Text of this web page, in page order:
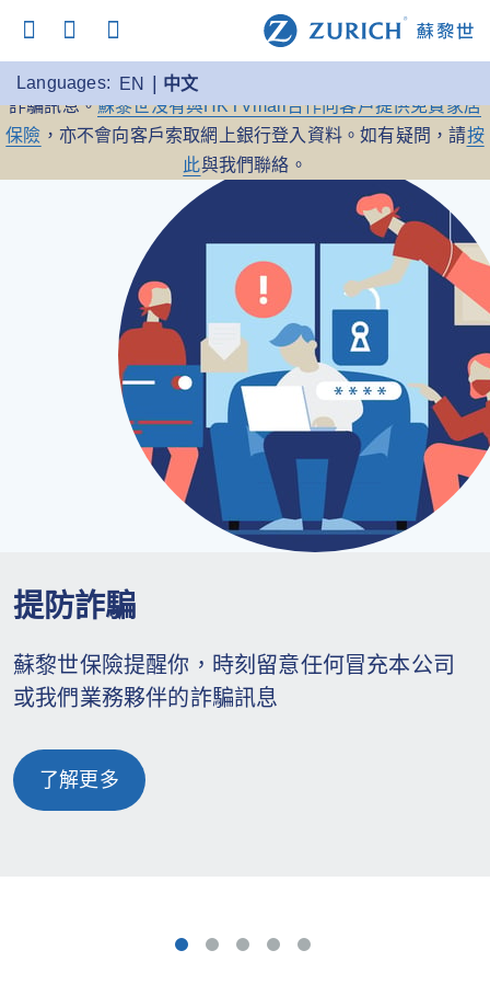
Languages: EN 中文
提防詐騙： 蘇黎世保險提醒你，時刻留意任何冒充本公司的
詐騙訊息。蘇黎世沒有與HKTVmall合作向客戶提供免費家居
保險 ，亦不會向客戶索取網上銀行登入資料。如有疑問，請按
此與我們聯絡。
提防詐騙
蘇黎世保險提醒你，時刻留意任何冒充本公司
或我們業務夥伴的詐騙訊息
了解更多